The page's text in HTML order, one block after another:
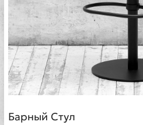
Барный Стул